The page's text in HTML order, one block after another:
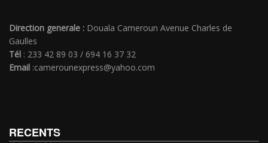
Direction generale : Douala Cameroun Avenue Charles de
Gaulles
Tél : 233 42 89 03 / 694 16 37 32
Email :camerounexpress@yahoo.com
RECENTS